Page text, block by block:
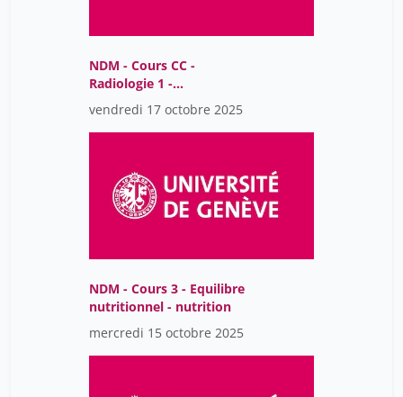
NDM - Cours CC -
Radiologie 1 -
introduction
vendredi 17 octobre 2025
NDM - Cours 3 - Equilibre
nutritionnel - nutrition
mercredi 15 octobre 2025